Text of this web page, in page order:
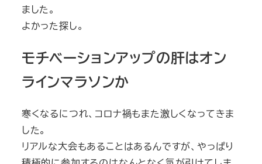
ました。
よかった探し。
モチベーションアップの肝はオン
ラインマラソンか
寒くなるにつれ、コロナ禍もまた激しくなってきま
した。
リアルな大会もあることはあるんですが、やっぱり